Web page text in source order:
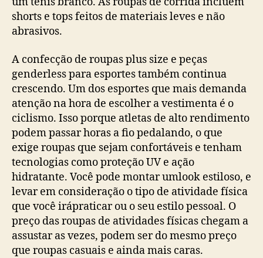
shorts e tops feitos de materiais leves e não
abrasivos.
A confecção de roupas plus size e peças
genderless para esportes também continua
crescendo. Um dos esportes que mais demanda
atenção na hora de escolher a vestimenta é o
ciclismo. Isso porque atletas de alto rendimento
podem passar horas a fio pedalando, o que
exige roupas que sejam confortáveis e tenham
tecnologias como proteção UV e ação
hidratante. Você pode montar umlook estiloso, e
levar em consideração o tipo de atividade física
que você irápraticar ou o seu estilo pessoal. O
preço das roupas de atividades físicas chegam a
assustar as vezes, podem ser do mesmo preço
que roupas casuais e ainda mais caras.